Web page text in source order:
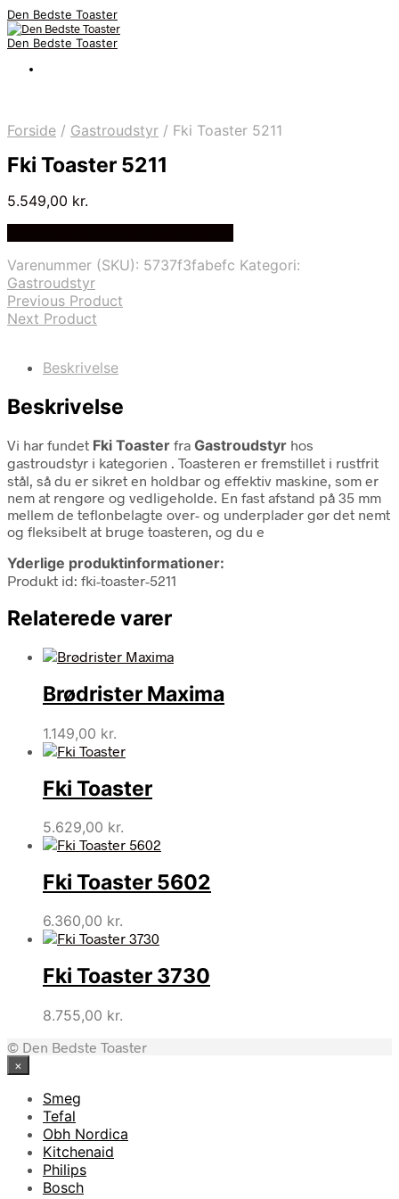
Den Bedste Toaster
Den Bedste Toaster
Forside / Gastroudstyr / Fki Toaster 5211
Fki Toaster 5211
5.549,00 kr.
Varenummer (SKU): 5737f3fabefc Kategori:
Gastroudstyr
Previous Product
Next Product
Beskrivelse
Beskrivelse
Vi har fundet Fki Toaster fra Gastroudstyr hos
gastroudstyr i kategorien . Toasteren er fremstillet i rustfrit
stål, så du er sikret en holdbar og effektiv maskine, som er
nem at rengøre og vedligeholde. En fast afstand på 35 mm
mellem de teflonbelagte over- og underplader gør det nemt
og fleksibelt at bruge toasteren, og du e
Yderlige produktinformationer:
Produkt id: fki-toaster-5211
Relaterede varer
Brødrister Maxima
1.149,00 kr.
Fki Toaster
5.629,00 kr.
Fki Toaster 5602
6.360,00 kr.
Fki Toaster 3730
8.755,00 kr.
© Den Bedste Toaster
×
Smeg
Tefal
Obh Nordica
Kitchenaid
Philips
Bosch